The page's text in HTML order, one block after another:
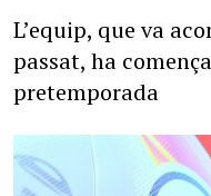
L’equip, que va
passat, ha
pretemporada